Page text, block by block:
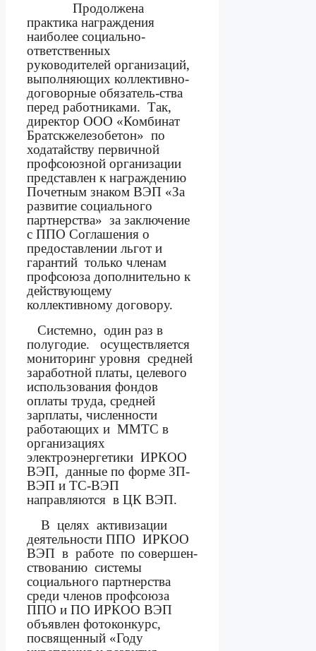
Продолжена
практика награждения
наиболее социально-
ответственных
руководителей организаций,
выполняющих коллективно-
договорные обязатель-ства
перед работниками. Так,
директор ООО «Комбинат
Братскжелезобетон» по
ходатайству первичной
профсоюзной организации
представлен к награждению
Почетным знаком ВЭП «За
развитие социального
партнерства» за заключение
с ППО Соглашения о
предоставлении льгот и
гарантий только членам
профсоюза дополнительно к
действующему
коллективному договору.
Системно, один раз в
полугодие.
осуществляется
мониторинг уровня средней
заработной платы, целевого
использования фондов
оплаты труда, средней
зарплаты, численности
работающих и ММТС в
организациях
электроэнергетики ИРКОО
ВЭП, данные по форме ЗП-
ВЭП и ТС-ВЭП
направляются в ЦК ВЭП.
В целях активизации
деятельности ППО ИРКОО
ВЭП в работе по совершен-
ствованию системы
социального партнерства
среди членов профсоюза
ППО и ПО ИРКОО ВЭП
объявлен фотоконкурс,
посвященный «Году